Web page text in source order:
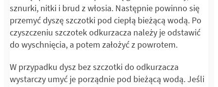
sznurki, nitki i brud z włosia. Następnie powinno się
przemyć dyszę szczotki pod ciepłą bieżącą wodą. Po
czyszczeniu szczotek odkurzacza należy je odstawić
do wyschnięcia, a potem założyć z powrotem.
W przypadku dysz bez szczotki do odkurzacza
wystarczy umyć je porządnie pod bieżącą wodą. Jeśli